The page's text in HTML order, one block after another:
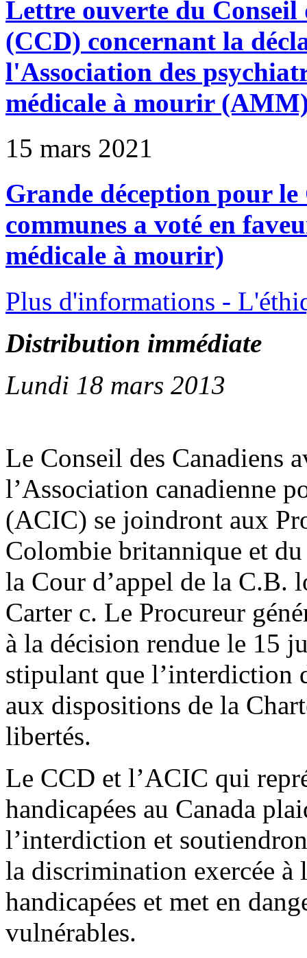
Lettre ouverte du Conseil
(CCD) concernant la
l'Association des
médicale à mourir
15 mars 2021
Grande déception pour
communes a voté en
médicale à mourir)
Plus d'informations -
Distribution immédiate
Lundi 18 mars 2013
Le Conseil des Canadiens
l’Association canadienne
(ACIC) se joindront aux
Colombie britannique et
la Cour d’appel de la C.B.
Carter c. Le Procureur
à la décision rendue le 15
stipulant que l’interdiction
aux dispositions de la
libertés.
Le CCD et l’ACIC qui
handicapées au Canada
l’interdiction et
la discrimination exercée à
handicapées et met en
vulnérables.